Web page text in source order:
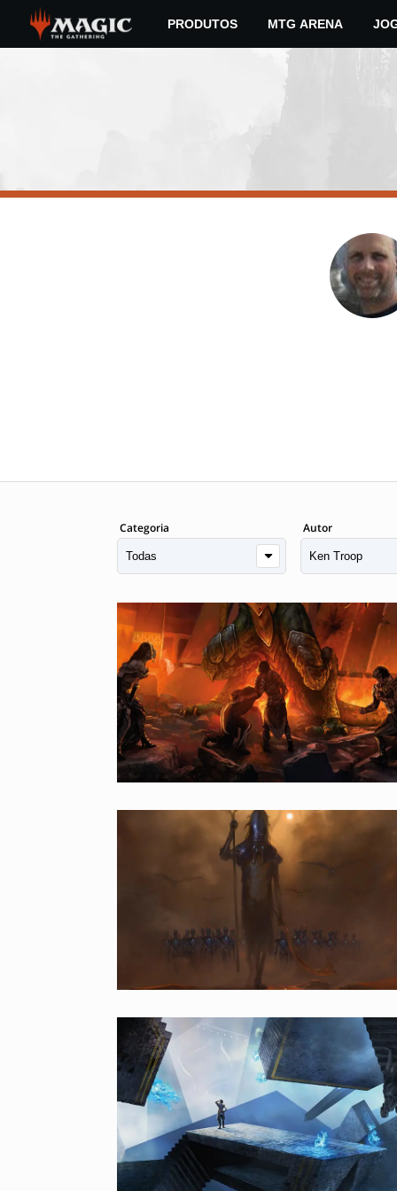
main
PRODUTOS MTG ARENA
Categoria Autor